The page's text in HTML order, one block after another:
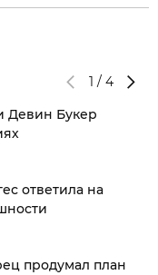
1 / 4
Букер
ответила на
продумал план